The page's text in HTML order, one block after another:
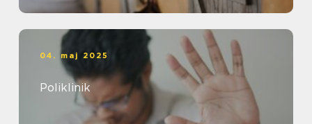
04. maj 2025
Poliklinik